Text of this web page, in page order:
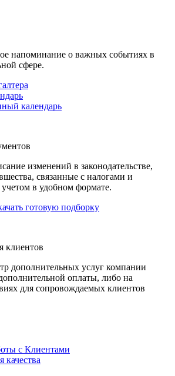
напоминание о важных событиях в
сфере.
календарь
изменений в законодательстве,
связанные с налогами и
учетом в удобном формате.
готовую подборку
клиентов
дополнительных услуг компании
оплаты, либо на
для сопровождаемых клиентов
с Клиентами
качества